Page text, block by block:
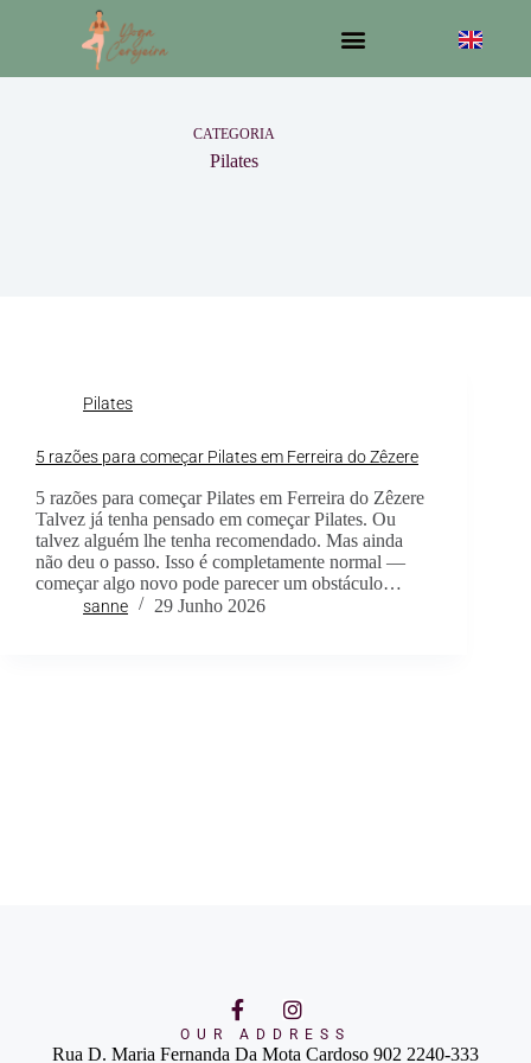
CATEGORIA
Pilates
Pilates
5 razões para começar Pilates em Ferreira do Zêzere
5 razões para começar Pilates em Ferreira do Zêzere
Talvez já tenha pensado em começar Pilates. Ou
talvez alguém lhe tenha recomendado. Mas ainda
não deu o passo. Isso é completamente normal —
começar algo novo pode parecer um obstáculo…
sanne 29 Junho 2026
OUR ADDRESS
Rua D. Maria Fernanda Da Mota Cardoso 902 2240-333